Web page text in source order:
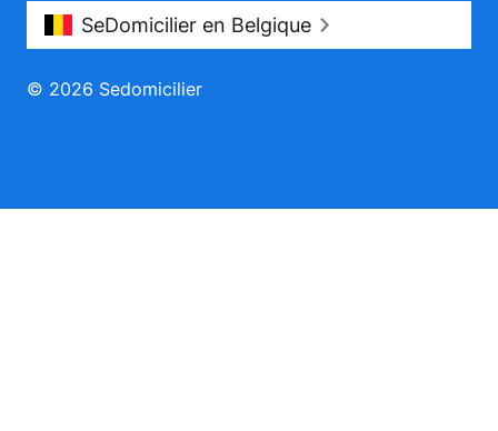
© 2026 Sedomicilier
SeDomicilier en Belgique